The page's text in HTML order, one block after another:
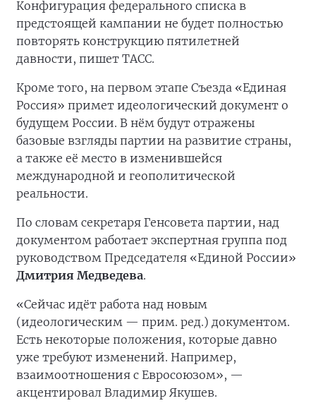
Конфигурация федерального списка в
предстоящей кампании не будет полностью
повторять конструкцию пятилетней
давности, пишет ТАСС.
Кроме того, на первом этапе Съезда «Единая
Россия» примет идеологический документ о
будущем России. В нём будут отражены
базовые взгляды партии на развитие страны,
а также её место в изменившейся
международной и геополитической
реальности.
По словам секретаря Генсовета партии, над
документом работает экспертная группа под
руководством Председателя «Единой России»
Дмитрия Медведева.
«Сейчас идёт работа над новым
(идеологическим — прим. ред.) документом.
Есть некоторые положения, которые давно
уже требуют изменений. Например,
взаимоотношения с Евросоюзом», —
акцентировал Владимир Якушев.